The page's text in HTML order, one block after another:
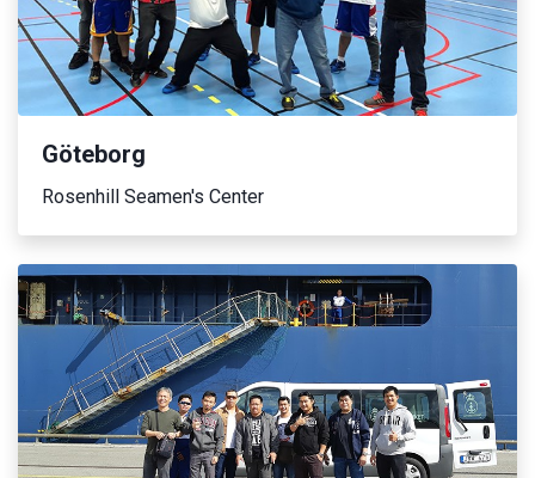
Göteborg
Rosenhill Seamen's Center